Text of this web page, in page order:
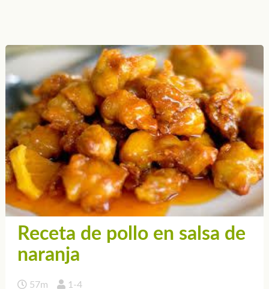
Receta de pollo en salsa de
naranja
57m 1-4